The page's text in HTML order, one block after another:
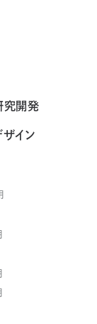
究開発
ザイン